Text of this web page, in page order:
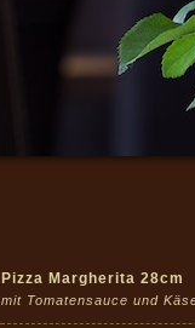
Pizza Margherita 28cm
mit Tomatensauce und